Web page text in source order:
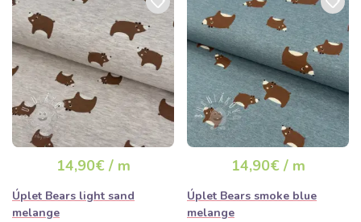
14,90€ / m
Úplet Bears light sand
melange
14,90€ / m
Úplet Bears smoke blue
melange